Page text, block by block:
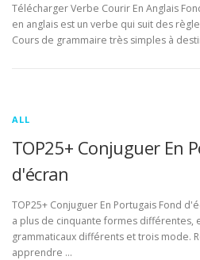
Télécharger Verbe Courir En Anglais
en anglais est un verbe qui suit des
Cours de grammaire très simples à
ALL
TOP25+ Conjuguer En
d'écran
TOP25+ Conjuguer En Portugais Fond
a plus de cinquante formes différentes,
grammaticaux différents et trois mode.
apprendre …